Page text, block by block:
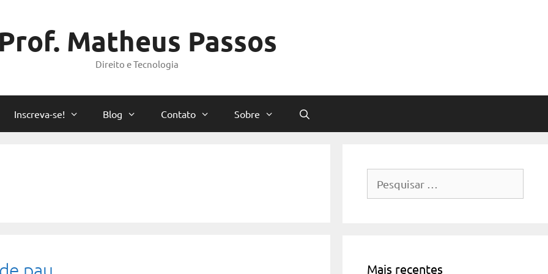
Prof. Matheus Passos
Direito e Tecnologia
Inscreva-se! Blog Contato Sobre
por:
Mais recentes